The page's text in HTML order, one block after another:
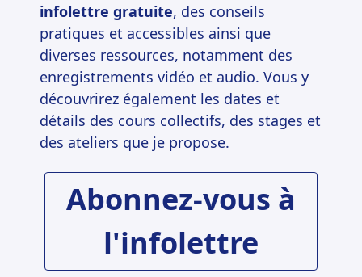
infolettre gratuite, des conseils
pratiques et accessibles ainsi que
diverses ressources, notamment des
enregistrements vidéo et audio. Vous y
découvrirez également les dates et
détails des cours collectifs, des stages et
des ateliers que je propose.
Abonnez-vous à
l'infolettre